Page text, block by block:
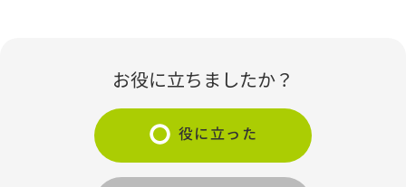
お役に立ちましたか？
役に立った